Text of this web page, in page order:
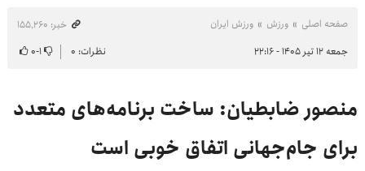
صفحه اصلی ورزش ورزش ایران
خبر: ۱۵۵٬۲۶۰
جمعه ۱۲ تیر ۱۴۰۵ - ۲۲:۱۶
نظرات: ۰ ۱-۰
منصور ضابطیان: ساخت برنامه‌های متعدد
برای جام‌جهانی اتفاق خوبی است